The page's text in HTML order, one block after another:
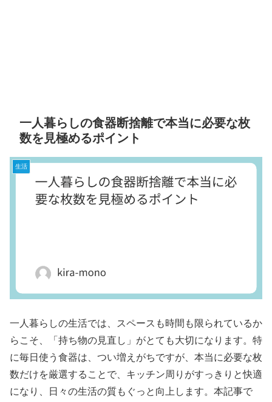
一人暮らしの食器断捨離で本当に必要な枚
数を見極めるポイント
生活
一人暮らしの生活では、スペースも時間も限られているか
らこそ、「持ち物の見直し」がとても大切になります。特
に毎日使う食器は、つい増えがちですが、本当に必要な枚
数だけを厳選することで、キッチン周りがすっきりと快適
になり、日々の生活の質もぐっと向上します。本記事で